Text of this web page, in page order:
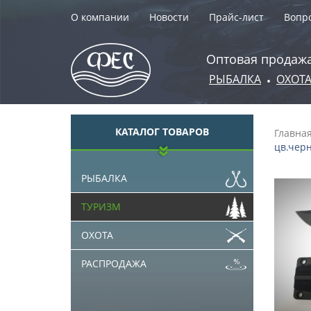
О компании Новости Прайс-лист
Оптовая
РЫБАЛКА • ОХОТА
КАТАЛОГ ТОВАРОВ
РЫБАЛКА
ТУРИЗМ
ОХОТА
РАСПРОДАЖА
Главная